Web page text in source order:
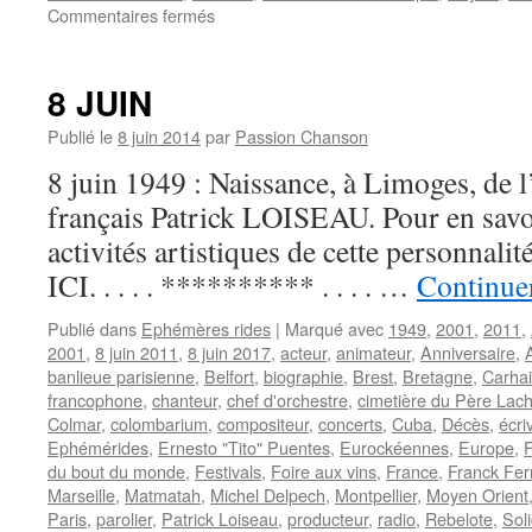
Commentaires ferméssur
8 JUIN
Publié le8 juin 2014par Passion Chanson
8 juin 1949 : Naissance, à Limoges, de
français Patrick LOISEAU. Pour en
activités artistiques de cette
ICI. . . . . ********** . . . . …
Publié dans Ephémères rides | Marqué avec 1949, 2001, 2011,
2001, 8 juin 2011, 8 juin 2017, acteur, animateur, Anniversaire,
banlieue parisienne, Belfort, biographie, Brest, Bretagne,
francophone, chanteur, chef d'orchestre, cimetière du Père
Colmar, colombarium, compositeur, concerts, Cuba, Décès,
Ephémérides, Ernesto "Tito" Puentes, Eurockéennes, Europe,
du bout du monde, Festivals, Foire aux vins, France, Franck
Marseille, Matmatah, Michel Delpech, Montpellier, Moyen Orient
Paris, parolier, Patrick Loiseau, producteur, radio, Rebelote,